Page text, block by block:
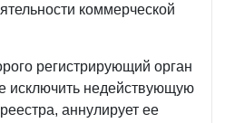
коммерческой
регистрирующий орган
исключить недействующую
аннулирует ее